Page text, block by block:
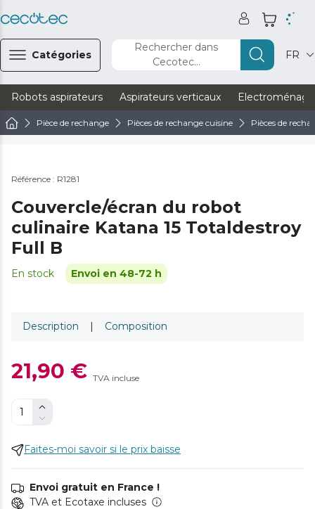
Catégories
Rechercher dans
Cecotec...
FR
Robots aspirateurs Aspirateurs verticaux
Pièce de rechange Pièces de rechange cuisine Pièces de
Référence : R1281
Couvercle/écran du robot
culinaire Katana 15 Totaldestroy
Full B
En stock Envoi en 48-72 h
Description | Composition
21,90 € TVA incluse
Faites-moi savoir si le prix baisse
Envoi gratuit en France !
TVA et Ecotaxe incluses